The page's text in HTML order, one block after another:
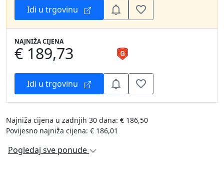
Idi u trgovinu
NAJNIŽA CIJENA
€ 189,73
Idi u trgovinu
Najniža cijena u zadnjih 30 dana: € 186,50
Povijesno najniža cijena: € 186,01
Pogledaj sve ponude